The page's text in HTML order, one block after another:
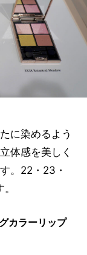
に染めるよう
体感を美しく
。22・23・
カラーリップ